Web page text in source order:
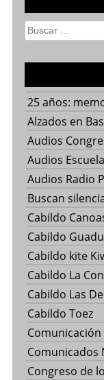
Buscar:
25 años:
Alzados en
Audios
Audios Escuela
Audios Radio
Buscan
Cabildo
Cabildo
Cabildo kite
Cabildo La
Cabildo Las
Cabildo Toez
Comunicación
Comunicados
Congreso de